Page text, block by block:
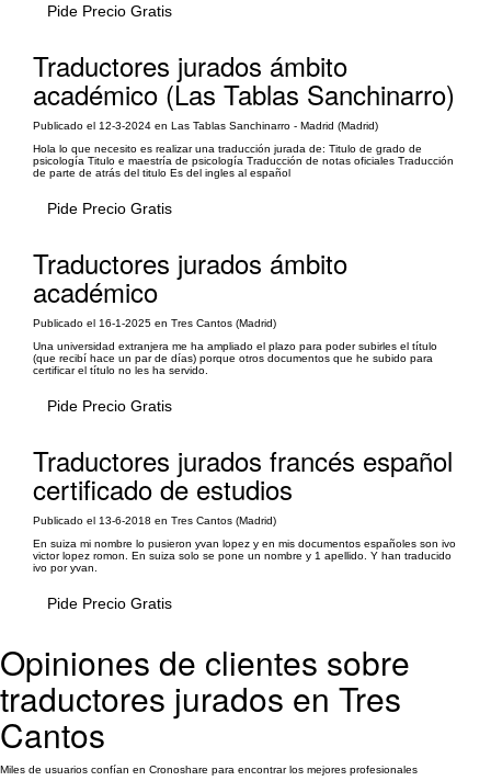
Pide Precio Gratis
Traductores jurados ámbito
académico (Las Tablas Sanchinarro)
Publicado el 12-3-2024 en Las Tablas Sanchinarro - Madrid (Madrid)
Hola lo que necesito es realizar una traducción jurada de: Titulo de grado de
psicología Titulo e maestría de psicología Traducción de notas oficiales Traducción
de parte de atrás del titulo Es del ingles al español
Pide Precio Gratis
Traductores jurados ámbito
académico
Publicado el 16-1-2025 en Tres Cantos (Madrid)
Una universidad extranjera me ha ampliado el plazo para poder subirles el título
(que recibí hace un par de días) porque otros documentos que he subido para
certificar el título no les ha servido.
Pide Precio Gratis
Traductores jurados francés español
certificado de estudios
Publicado el 13-6-2018 en Tres Cantos (Madrid)
En suiza mi nombre lo pusieron yvan lopez y en mis documentos españoles son ivo
victor lopez romon. En suiza solo se pone un nombre y 1 apellido. Y han traducido
ivo por yvan.
Pide Precio Gratis
Opiniones de clientes sobre
traductores jurados en Tres
Cantos
Miles de usuarios confían en Cronoshare para encontrar los mejores profesionales